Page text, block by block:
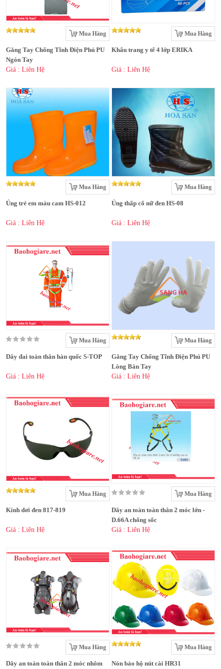
Mua Hàng
Găng Tay Chống Tĩnh Điện Phủ PU
Ngón Tay
Giá : Liên Hệ
Mua Hàng
Khẩu trang y tế 4 lớp ERIKA
Giá : Liên Hệ
Mua Hàng
Ủng trẻ em màu cam HS-012
Giá : Liên Hệ
Mua Hàng
Ủng thấp cổ nữ đen HS-08
Giá : Liên Hệ
Mua Hàng
Dây đai toàn thân hàn quốc S-TOP
Giá : Liên Hệ
Mua Hàng
Găng Tay Chống Tĩnh Điện Phủ PU
Lòng Bàn Tay
Giá : Liên Hệ
Mua Hàng
Kính dơi đen 817-819
Giá : Liên Hệ
Mua Hàng
Dây an toàn toàn thân 2 móc lớn -
D.66A chống sốc
Giá : Liên Hệ
Mua Hàng
Dây an toàn toàn thân 2 móc nhôm
Mua Hàng
Nón bảo hộ nút cài HR31